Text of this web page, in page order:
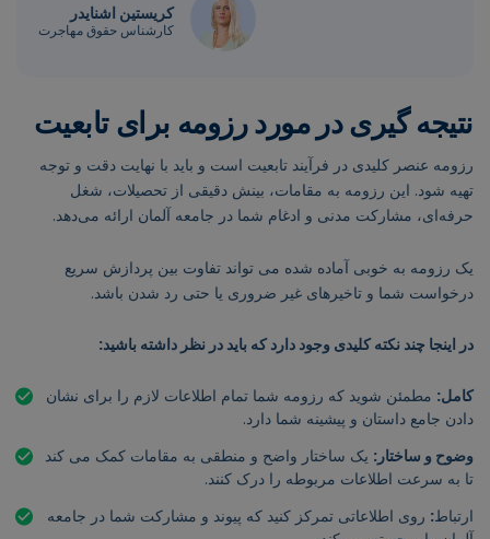
کریستین اشنایدر
کارشناس حقوق مهاجرت
نتیجه گیری در مورد رزومه برای تابعیت
رزومه عنصر کلیدی در فرآیند تابعیت است و باید با نهایت دقت و توجه
تهیه شود. این رزومه به مقامات، بینش دقیقی از تحصیلات، شغل
حرفه‌ای، مشارکت مدنی و ادغام شما در جامعه آلمان ارائه می‌دهد.
یک رزومه به خوبی آماده شده می تواند تفاوت بین پردازش سریع
درخواست شما و تاخیرهای غیر ضروری یا حتی رد شدن باشد.
در اینجا چند نکته کلیدی وجود دارد که باید در نظر داشته باشید:
کامل: مطمئن شوید که رزومه شما تمام اطلاعات لازم را برای نشان
دادن جامع داستان و پیشینه شما دارد.
وضوح و ساختار: یک ساختار واضح و منطقی به مقامات کمک می کند
تا به سرعت اطلاعات مربوطه را درک کنند.
ارتباط: روی اطلاعاتی تمرکز کنید که پیوند و مشارکت شما در جامعه